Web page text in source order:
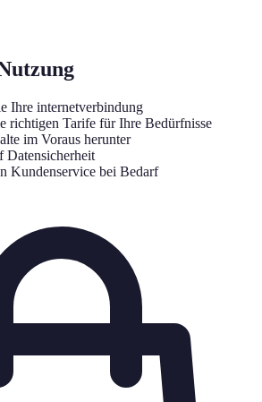
Ihre internetverbindung
richtigen Tarife für Ihre Bedürfnisse
im Voraus herunter
Datensicherheit
Kundenservice bei Bedarf